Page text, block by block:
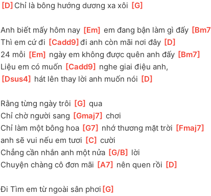
D ]Chỉ là bông hướng dương xa xôi G
Anh biết mấy hôm nay [ Em ] em đang bận làm gì đấy Bm7
Thì em cứ đi
Cadd9 ]
đi anh còn mãi nơi đây D
24 mỗi [ Em ngày em không được quên anh đấy Bm7
Liệu em có muốn
Cadd9
nghe giai điệu anh,
Dsus4 hát lên thay lời anh muốn nói D
Rằng từng ngày trôi G ] qua
Chỉ chờ người sang
Gmaj7 ] chơi
Chỉ làm một bông hoa
G7 nhớ thương mặt trời Fmaj7
anh sẽ vui nếu em tươi
C ] cười
Chẳng cần nhắn anh một nửa
G/B
lời
Chuyện chàng cô đơn mãi
A7 nên quen rồi D
Đi Tìm em từ ngoài sân phơi G